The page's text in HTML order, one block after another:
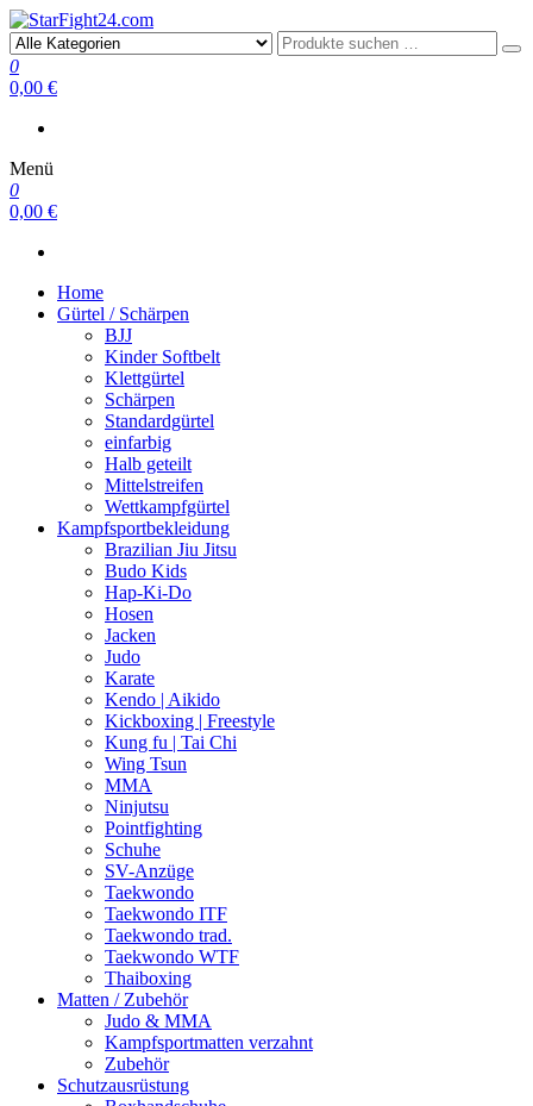
StarFight24.com
Kampfsportartikel
0
0,00 €
Menü
0
0,00 €
Home
Gürtel / Schärpen
BJJ
Kinder Softbelt
Klettgürtel
Schärpen
Standardgürtel
einfarbig
Halb geteilt
Mittelstreifen
Wettkampfgürtel
Kampfsportbekleidung
Brazilian Jiu Jitsu
Budo Kids
Hap-Ki-Do
Hosen
Jacken
Judo
Karate
Kendo | Aikido
Kickboxing | Freestyle
Kung fu | Tai Chi
Wing Tsun
MMA
Ninjutsu
Pointfighting
Schuhe
SV-Anzüge
Taekwondo
Taekwondo ITF
Taekwondo trad.
Taekwondo WTF
Thaiboxing
Matten / Zubehör
Judo & MMA
Kampfsportmatten verzahnt
Zubehör
Schutzausrüstung